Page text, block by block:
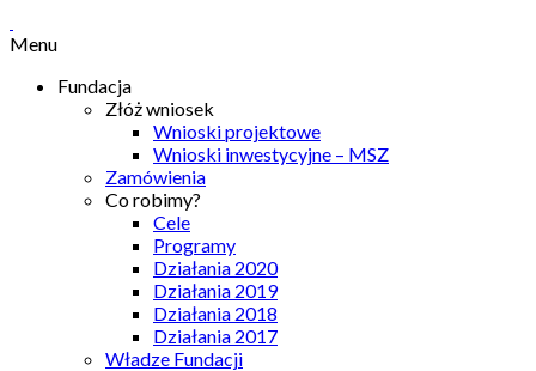
Menu
Fundacja
Złóż wniosek
Wnioski projektowe
Wnioski inwestycyjne – MSZ
Zamówienia
Co robimy?
Cele
Programy
Działania 2020
Działania 2019
Działania 2018
Działania 2017
Władze Fundacji